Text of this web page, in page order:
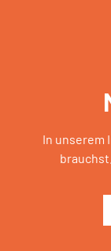
In unserem